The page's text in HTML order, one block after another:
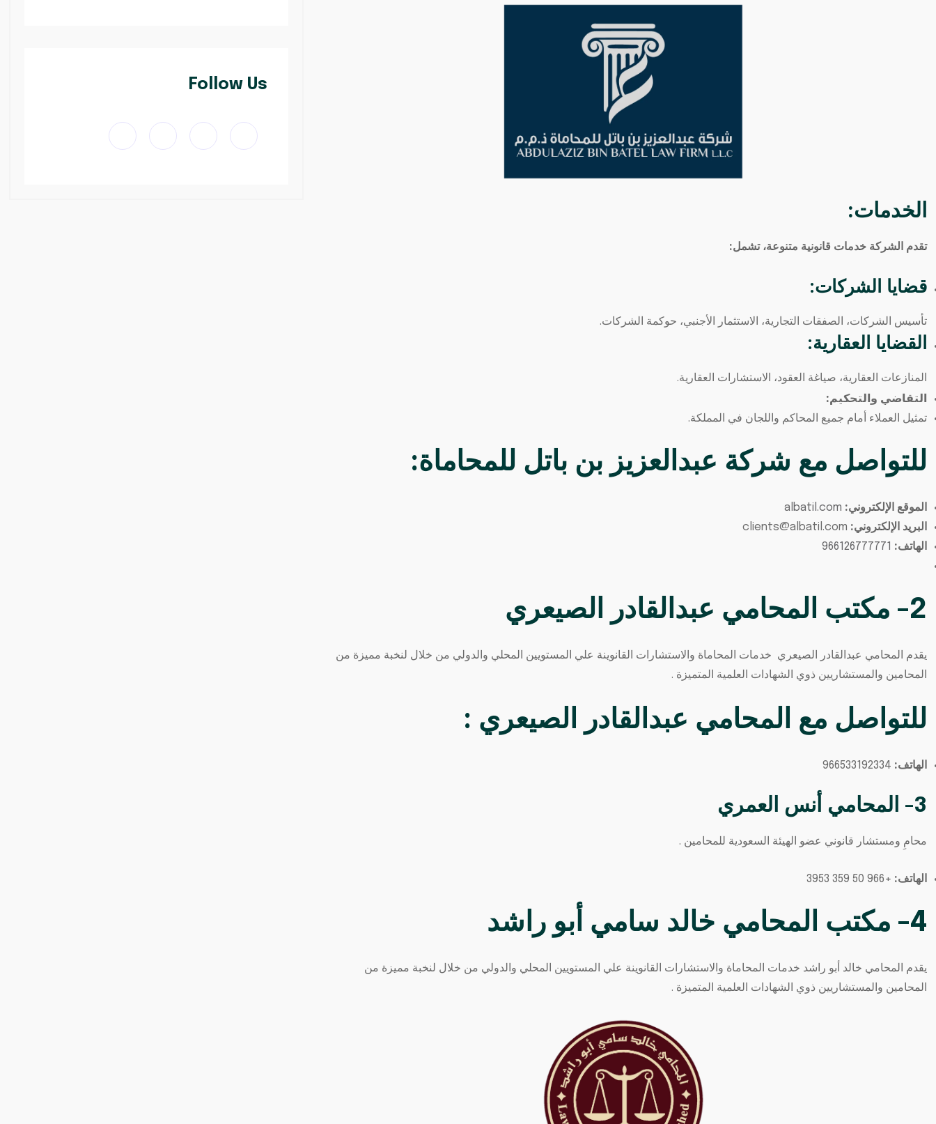
الخدمات:
تقدم الشركة خدمات قانونية متنوعة، تشمل:
قضايا الشركات:
تأسيس الشركات، الصفقات التجارية، الاستثمار الأجنبي، حوكمة الشركات.
القضايا العقارية:
المنازعات العقارية، صياغة العقود، الاستشارات العقارية.
التقاضي والتحكيم:
تمثيل العملاء أمام جميع المحاكم واللجان في المملكة.
للتواصل مع شركة عبدالعزيز بن باتل للمحاماة:
الموقع الإلكتروني: albatil.com
البريد الإلكتروني:
الهاتف: 966126777771
2- مكتب المحامي عبدالقادر الصيعري
يقدم المحامي عبدالقادر الصيعري خدمات المحاماة والاستشارات القانوينة علي المستويين المحلي والدولي من خلال لنخبة مميزة من
المحامين والمستشاريين ذوي الشهادات العلمية المتميزة .
للتواصل مع المحامي عبدالقادر الصيعري :
الهاتف:
3- المحامي أنس العمري
محامِ ومستشار قانوني عضو الهيئة السعودية للمحامين .
الهاتف: +966 50 359 3953
4- مكتب المحامي خالد سامي أبو راشد
يقدم المحامي خالد أبو راشد خدمات المحاماة والاستشارات القانوينة علي المستويين المحلي والدولي من خلال لنخبة مميزة من
المحامين والمستشاريين ذوي الشهادات العلمية المتميزة .
Follow Us